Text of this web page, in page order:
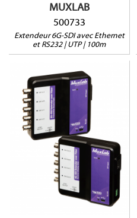
MUXLAB
500733
Extendeur 6G-SDI avec Ethernet
et RS232 | UTP | 100m
500732-SM40
6G-SDI jusqu'à 40km via
Pass-through RS232